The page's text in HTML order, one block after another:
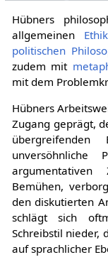
Hübners
allgemeinen Ethik
politischen
zudem mit
mit dem
Hübners
Zugang geprägt,
unversöhnliche
Bemühen,
den diskutierten
schlägt sich
Schreibstil nieder,
auf sprachlicher